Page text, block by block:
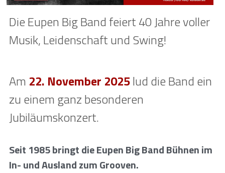
Die Eupen Big Band feiert 40 Jahre voller
Musik, Leidenschaft und Swing!
Am 22. November 2025 lud die Band ein
zu einem ganz besonderen
Jubiläumskonzert.
Seit 1985 bringt die Eupen Big Band Bühnen im
In- und Ausland zum Grooven.